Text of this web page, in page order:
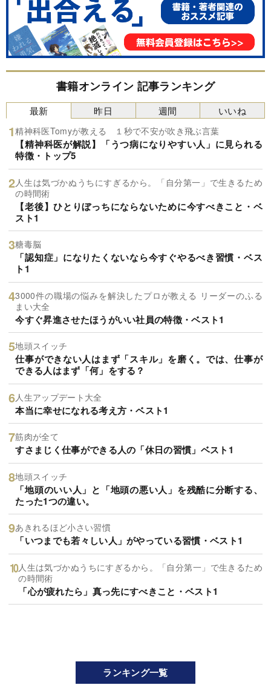
書籍オンライン 記事ランキング
最新
精神科医Tomyが教える １秒で不安が吹き飛ぶ言葉
【精神科医が解説】「うつ病になりやすい人」に見られる
特徴・トップ5
人生は気づかぬうちにすぎるから。「自分第一」で生きるため
の時間術
【老後】ひとりぼっちにならないために今すべきこと・ベ
スト1
糖毒脳
「認知症」になりたくないなら今すぐやるべき習慣・ベス
ト1
3000件の職場の悩みを解決したプロが教える リーダーのふる
まい大全
今すぐ昇進させたほうがいい社員の特徴・ベスト1
地頭スイッチ
仕事ができない人はまず「スキル」を磨く。では、仕事が
できる人はまず「何」をする？
人生アップデート大全
本当に幸せになれる考え方・ベスト1
筋肉が全て
すさまじく仕事ができる人の「休日の習慣」ベスト1
地頭スイッチ
「地頭のいい人」と「地頭の悪い人」を残酷に分断する、
たった1つの違い。
あきれるほど小さい習慣
「いつまでも若々しい人」がやっている習慣・ベスト1
人生は気づかぬうちにすぎるから。「自分第一」で生きるため
の時間術
「心が疲れたら」真っ先にすべきこと・ベスト1
昨日 週間 いいね
ランキング一覧